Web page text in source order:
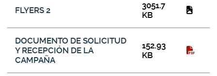
FLYERS 2
3051.7
KB
DOCUMENTO DE SOLICITUD
Y RECEPCIÓN DE LA
CAMPAÑA
152.93
KB